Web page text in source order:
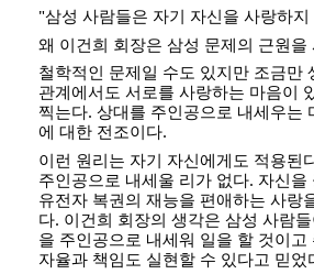
"삼성 사람들은 자기 자신을 사랑하
왜 이건희 회장은 삼성 문제의 근원
철학적인 문제일 수도 있지만 조금만
관계에서도 서로를 사랑하는 마음이
찍는다. 상대를 주인공으로 내세우는
에 대한 전조이다.
이런 원리는 자기 자신에게도 적용된
주인공으로 내세울 리가 없다. 자신
유전자 복권의 재능을 편애하는 사랑
다. 이건희 회장의 생각은 삼성 사람
을 주인공으로 내세워 일을 할 것이
자율과 책임도 실현할 수 있다고 믿었